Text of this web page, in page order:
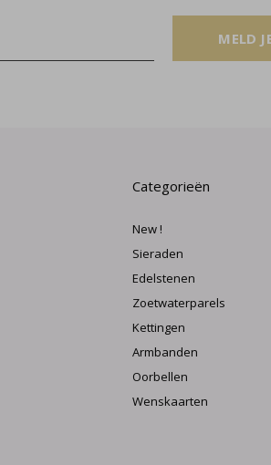
MELD
Categorieën
New !
Sieraden
Edelstenen
Zoetwaterparels
Kettingen
Armbanden
Oorbellen
Wenskaarten